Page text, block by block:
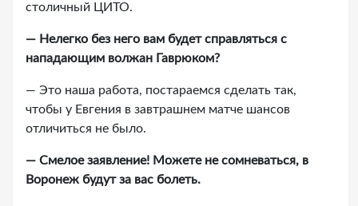
столичный ЦИТО.
— Нелегко без него вам будет справляться с
нападающим волжан Гаврюком?
— Это наша работа, постараемся сделать так,
чтобы у Евгения в завтрашнем матче шансов
отличиться не было.
— Смелое заявление! Можете не сомневаться, в
Воронеж будут за вас болеть.